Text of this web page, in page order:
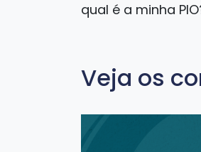
qual é a minha
Veja os